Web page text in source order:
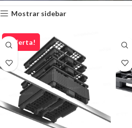
Mostrar sidebar
¡Oferta!